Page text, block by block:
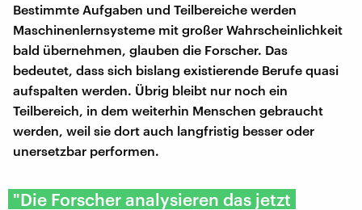
Bestimmte Aufgaben und Teilbereiche werden
Maschinenlernsysteme mit großer Wahrscheinlichkeit
bald übernehmen, glauben die Forscher. Das
bedeutet, dass sich bislang existierende Berufe quasi
aufspalten werden. Übrig bleibt nur noch ein
Teilbereich, in dem weiterhin Menschen gebraucht
werden, weil sie dort auch langfristig besser oder
unersetzbar performen.
"Die Forscher analysieren das jetzt